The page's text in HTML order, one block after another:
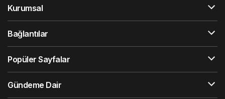
Kurumsal
Bağlantılar
Popüler Sayfalar
Gündeme Dair